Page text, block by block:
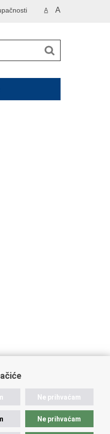
A A
Ne prihvaćam
Ne prihvaćam